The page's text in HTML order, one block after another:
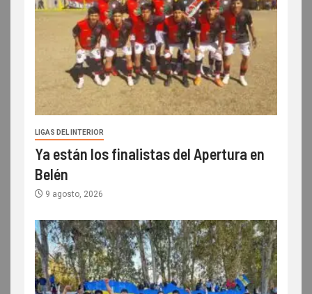
LIGAS DEL INTERIOR
Ya están los finalistas del Apertura en
Belén
9 agosto, 2026